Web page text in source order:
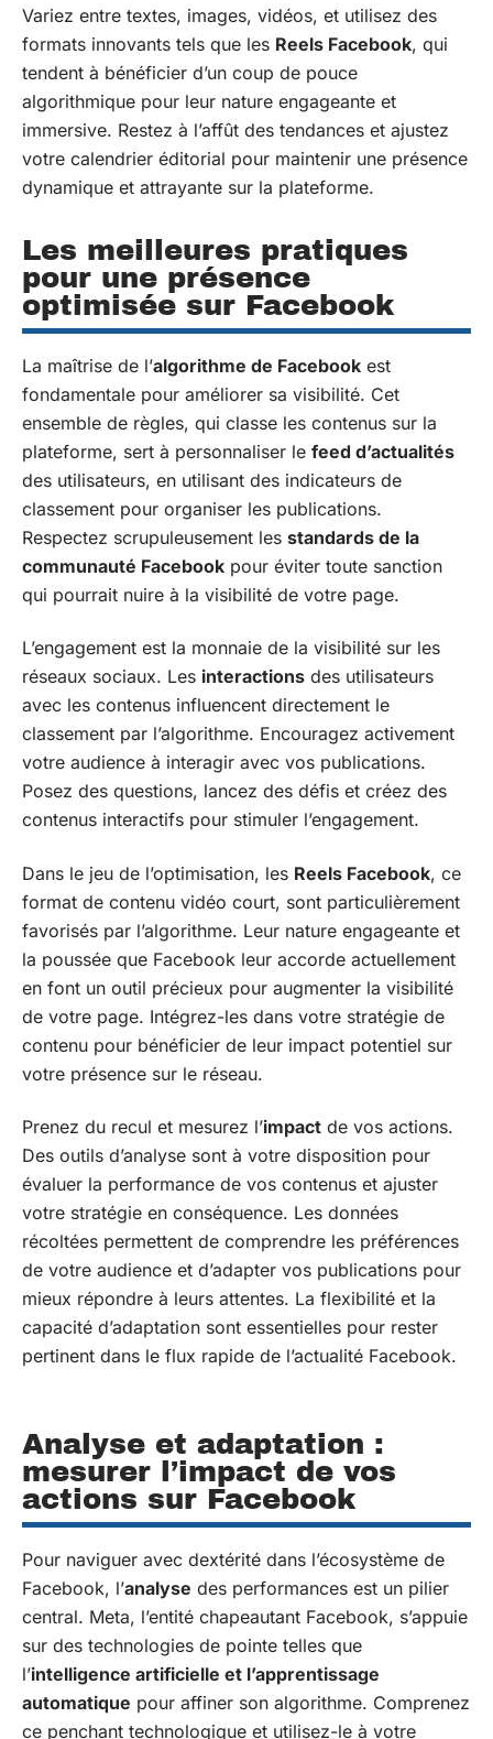
Variez entre textes, images, vidéos, et utilisez des
formats innovants tels que les Reels Facebook, qui
tendent à bénéficier d’un coup de pouce
algorithmique pour leur nature engageante et
immersive. Restez à l’affût des tendances et ajustez
votre calendrier éditorial pour maintenir une présence
dynamique et attrayante sur la plateforme.
Les meilleures pratiques
pour une présence
optimisée sur Facebook
La maîtrise de l’algorithme de Facebook est
fondamentale pour améliorer sa visibilité. Cet
ensemble de règles, qui classe les contenus sur la
plateforme, sert à personnaliser le feed d’actualités
des utilisateurs, en utilisant des indicateurs de
classement pour organiser les publications.
Respectez scrupuleusement les standards de la
communauté Facebook pour éviter toute sanction
qui pourrait nuire à la visibilité de votre page.
L’engagement est la monnaie de la visibilité sur les
réseaux sociaux. Les interactions des utilisateurs
avec les contenus influencent directement le
classement par l’algorithme. Encouragez activement
votre audience à interagir avec vos publications.
Posez des questions, lancez des défis et créez des
contenus interactifs pour stimuler l’engagement.
Dans le jeu de l’optimisation, les Reels Facebook, ce
format de contenu vidéo court, sont particulièrement
favorisés par l’algorithme. Leur nature engageante et
la poussée que Facebook leur accorde actuellement
en font un outil précieux pour augmenter la visibilité
de votre page. Intégrez-les dans votre stratégie de
contenu pour bénéficier de leur impact potentiel sur
votre présence sur le réseau.
Prenez du recul et mesurez l’impact de vos actions.
Des outils d’analyse sont à votre disposition pour
évaluer la performance de vos contenus et ajuster
votre stratégie en conséquence. Les données
récoltées permettent de comprendre les préférences
de votre audience et d’adapter vos publications pour
mieux répondre à leurs attentes. La flexibilité et la
capacité d’adaptation sont essentielles pour rester
pertinent dans le flux rapide de l’actualité Facebook.
Analyse et adaptation :
mesurer l’impact de vos
actions sur Facebook
Pour naviguer avec dextérité dans l’écosystème de
Facebook, l’analyse des performances est un pilier
central. Meta, l’entité chapeautant Facebook, s’appuie
sur des technologies de pointe telles que
l’intelligence artificielle et l’apprentissage
automatique pour affiner son algorithme. Comprenez
ce penchant technologique et utilisez-le à votre